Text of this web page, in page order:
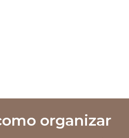
organizar